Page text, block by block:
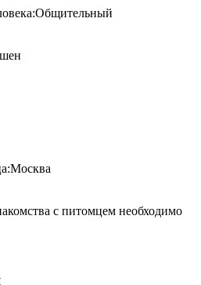
Общительный
Москва
с питомцем необходимо